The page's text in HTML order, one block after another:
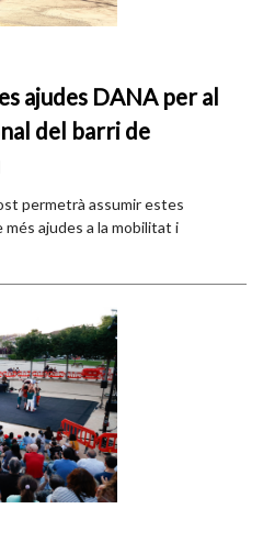
ajudes DANA per al
del barri de
permetrà assumir estes
ajudes a la mobilitat i